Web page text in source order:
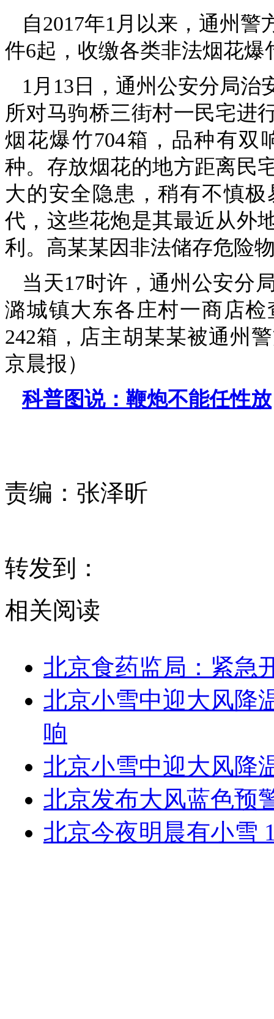
自2017年1月以来，通州
件6起，收缴各类非法烟花爆
1月13日，通州公安分局
所对马驹桥三街村一民宅进
烟花爆竹704箱，品种有双
种。存放烟花的地方距离民
大的安全隐患，稍有不慎
代，这些花炮是其最近从外
利。高某某因非法储存危险
当天17时许，通州公安分
潞城镇大东各庄村一商店
242箱，店主胡某某被通州
京晨报）
科普图说：鞭炮不能任性放
责编： 张泽昕
转发到：
相关阅读
北京食药监局：紧急
北京小雪中迎大风降
响
北京小雪中迎大风降
北京发布大风蓝色预
北京今夜明晨有小雪